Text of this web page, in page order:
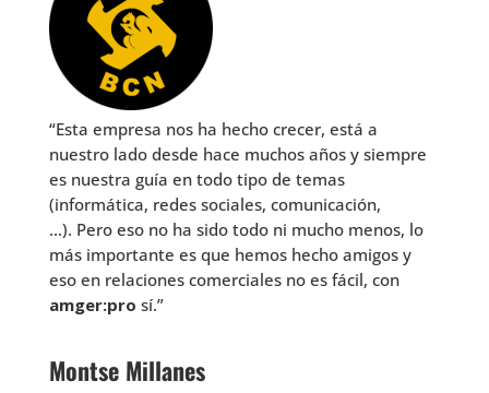
“Esta empresa nos ha hecho crecer, está a
nuestro lado desde hace muchos años y siempre
es nuestra guía en todo tipo de temas
(informática, redes sociales, comunicación,
…). Pero eso no ha sido todo ni mucho menos, lo
más importante es que hemos hecho amigos y
eso en relaciones comerciales no es fácil, con
amger:pro sí.”
Montse Millanes